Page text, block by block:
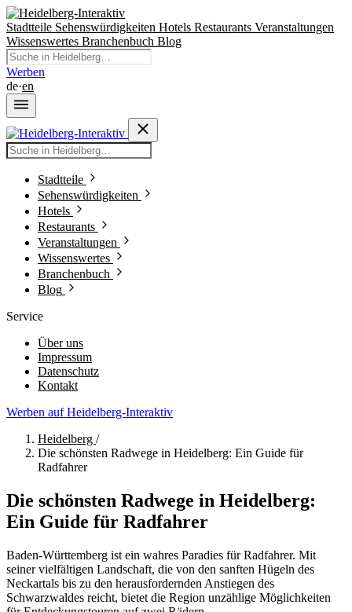
Stadtteile Sehenswürdigkeiten Hotels Restaurants Veranstaltungen
Wissenswertes Branchenbuch Blog
Werben
de·en
Stadtteile
Sehenswürdigkeiten
Hotels
Restaurants
Veranstaltungen
Wissenswertes
Branchenbuch
Blog
Service
Über uns
Impressum
Datenschutz
Kontakt
Werben auf Heidelberg-Interaktiv
Heidelberg /
Die schönsten Radwege in Heidelberg: Ein Guide für
Radfahrer
Die schönsten Radwege in Heidelberg:
Ein Guide für Radfahrer
Baden-Württemberg ist ein wahres Paradies für Radfahrer. Mit
seiner vielfältigen Landschaft, die von den sanften Hügeln des
Neckartals bis zu den herausfordernden Anstiegen des
Schwarzwaldes reicht, bietet die Region unzählige Möglichkeiten